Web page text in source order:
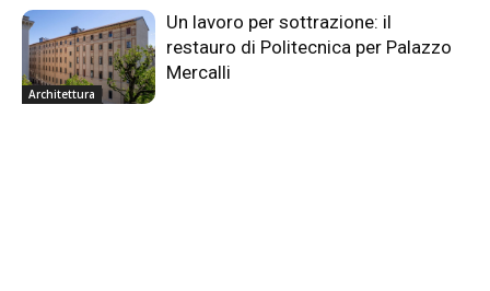
Architettura
Un lavoro per sottrazione: il
restauro di Politecnica per Palazzo
Mercalli